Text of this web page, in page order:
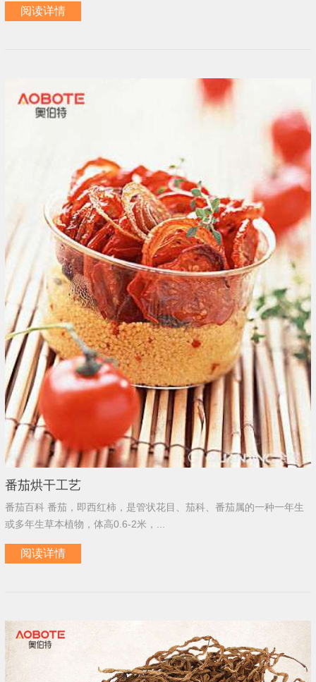
阅读详情
番茄烘干工艺
番茄百科 番茄，即西红柿，是管状花目、茄科、番茄属的一种一年生
或多年生草本植物，体高0.6-2米，...
阅读详情